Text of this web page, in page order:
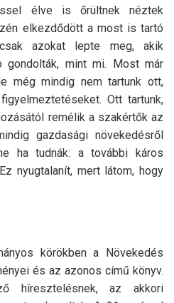
élve is őrültnek néztek
elkezdődött a most is tartó
azokat lepte meg, akik
gondolták, mint mi. Most már
még mindig nem tartunk ott,
Ott tartunk,
remélik a szakértők az
gazdasági növekedésről
ha tudnák: a további káros
nyugtalanít, mert látom, hogy
körökben a Növekedés
és az azonos című könyv.
híresztelésnek, az akkori